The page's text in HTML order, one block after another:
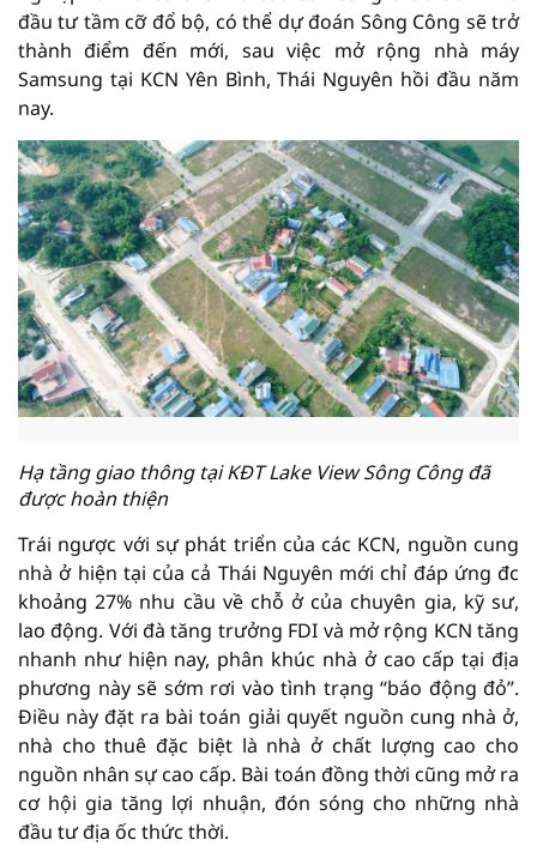
đầu tư tầm cỡ đổ bộ, có thể dự đoán Sông Công sẽ trở
thành điểm đến mới, sau việc mở rộng nhà máy
Samsung tại KCN Yên Bình, Thái Nguyên hồi đầu năm
nay.
Hạ tầng giao thông tại KĐT Lake View Sông Công đã
được hoàn thiện
Trái ngược với sự phát triển của các KCN, nguồn cung
nhà ở hiện tại của cả Thái Nguyên mới chỉ đáp ứng đc
khoảng 27% nhu cầu về chỗ ở của chuyên gia, kỹ sư,
lao động. Với đà tăng trưởng FDI và mở rộng KCN tăng
nhanh như hiện nay, phân khúc nhà ở cao cấp tại địa
phương này sẽ sớm rơi vào tình trạng “báo động đỏ”.
Điều này đặt ra bài toán giải quyết nguồn cung nhà ở,
nhà cho thuê đặc biệt là nhà ở chất lượng cao cho
nguồn nhân sự cao cấp. Bài toán đồng thời cũng mở ra
cơ hội gia tăng lợi nhuận, đón sóng cho những nhà
đầu tư địa ốc thức thời.